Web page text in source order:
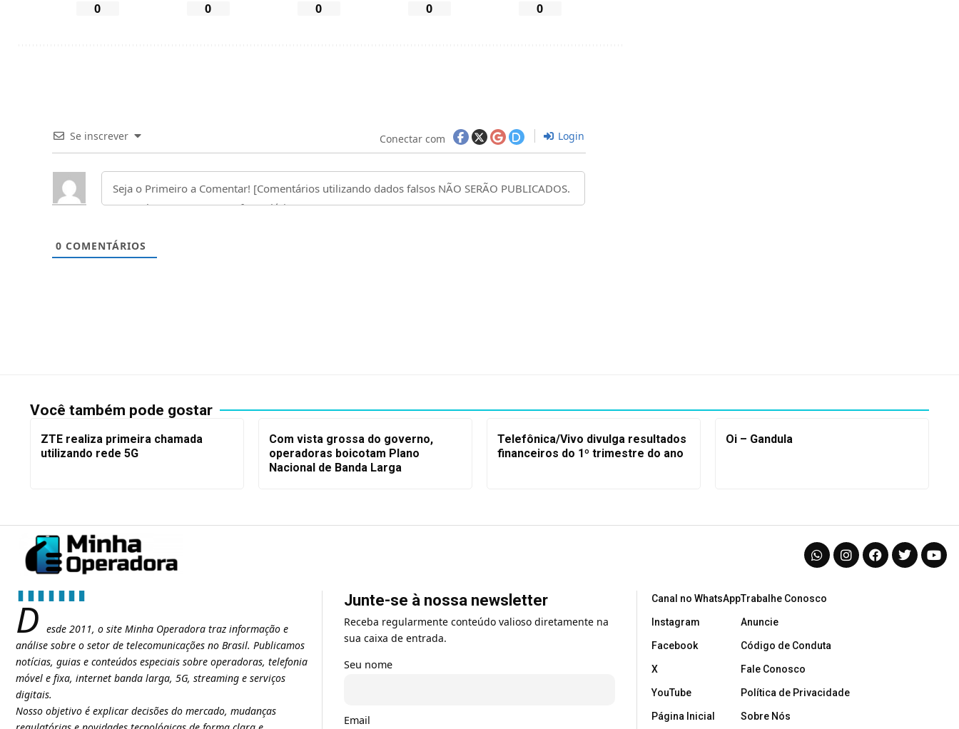
0 0 0 0 0
Se inscrever Conectar com Login
0 COMENTÁRIOS
Você também pode gostar
ZTE realiza primeira chamada
utilizando rede 5G
Com vista grossa do governo,
operadoras boicotam Plano
Nacional de Banda Larga
Telefônica/Vivo divulga resultados
financeiros do 1º trimestre do ano
Oi – Gandula
D esde 2011, o site Minha Operadora traz informação e
análise sobre o setor de telecomunicações no Brasil. Publicamos
notícias, guias e conteúdos especiais sobre operadoras, telefonia
móvel e fixa, internet banda larga, 5G, streaming e serviços
digitais.
Nosso objetivo é explicar decisões do mercado, mudanças
Junte-se à nossa newsletter
Receba regularmente conteúdo valioso diretamente na
sua caixa de entrada.
Seu nome
Email
Canal no WhatsApp
Instagram
Facebook
X
YouTube
Página Inicial
Trabalhe Conosco
Anuncie
Código de Conduta
Fale Conosco
Política de Privacidade
Sobre Nós